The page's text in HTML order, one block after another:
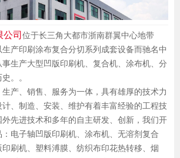
司 位于长三角大都市浙南群翼中心地带
产印刷涂布复合分切系列成套设备而驰名中
生产大型凹版印刷机、复合机、涂布机、分
。。
产、销售、服务为一体，具有雄厚的技术力
、制造、安装、维护有着丰富经验的工程技
先进技术和多年的自主研发、创新，我们开
电子轴凹版印刷机、涂布机、无溶剂复合
刷机、塑料溥膜、纺织布印花热转移、烟